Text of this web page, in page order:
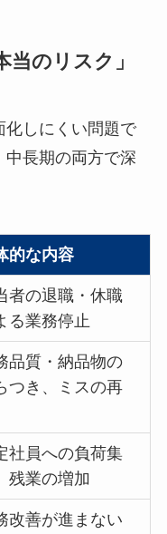
のリスク」
化しにくい問題で
長期の両方で深
的な内容
者の退職・休職
る業務停止
品質・納品物の
つき、ミスの再
社員への負荷集
残業の増加
改善が進まない